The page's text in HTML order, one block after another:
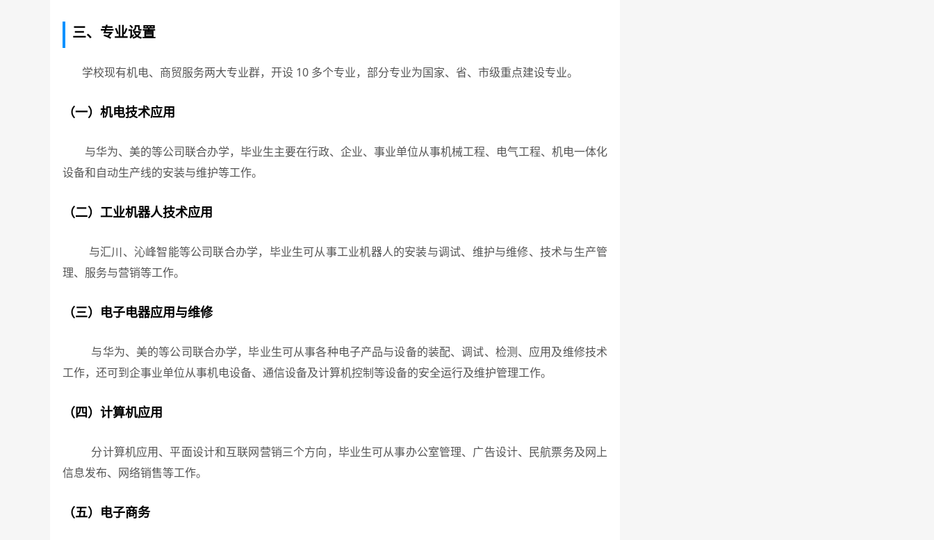
三、专业设置
学校现有机电、商贸服务两大专业群，开设 10 多个专业，部分专业为国家、省、市级重点建设专业。
（一）机电技术应用
与华为、美的等公司联合办学，毕业生主要在行政、企业、事业单位从事机械工程、电气工程、机电一体化
设备和自动生产线的安装与维护等工作。
（二）工业机器人技术应用
与汇川、沁峰智能等公司联合办学，毕业生可从事工业机器人的安装与调试、维护与维修、技术与生产管
理、服务与营销等工作。
（三）电子电器应用与维修
与华为、美的等公司联合办学，毕业生可从事各种电子产品与设备的装配、调试、检测、应用及维修技术
工作，还可到企事业单位从事机电设备、通信设备及计算机控制等设备的安全运行及维护管理工作。
（四）计算机应用
分计算机应用、平面设计和互联网营销三个方向，毕业生可从事办公室管理、广告设计、民航票务及网上
信息发布、网络销售等工作。
（五）电子商务